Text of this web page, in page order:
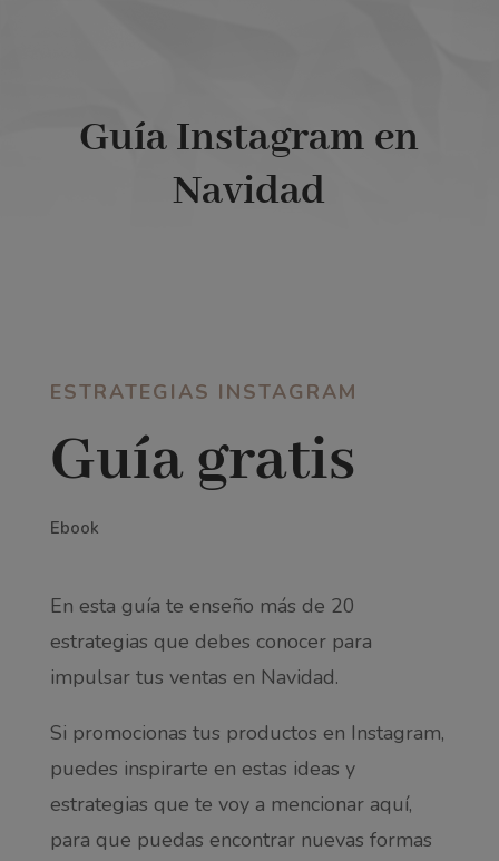
Guía Instagram en
Navidad
ESTRATEGIAS INSTAGRAM
Guía gratis
Ebook
En esta guía te enseño más de 20
estrategias que debes conocer para
impulsar tus ventas en Navidad.
Si promocionas tus productos en Instagram,
puedes inspirarte en estas ideas y
estrategias que te voy a mencionar aquí,
para que puedas encontrar nuevas formas